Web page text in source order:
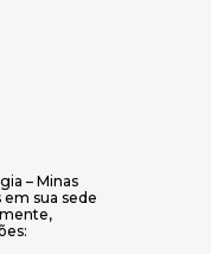
– Minas
em sua sede